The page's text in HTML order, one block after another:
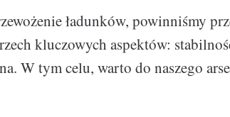
ładunków, powinniśmy
kluczowych aspektów:
W tym celu, warto do naszego